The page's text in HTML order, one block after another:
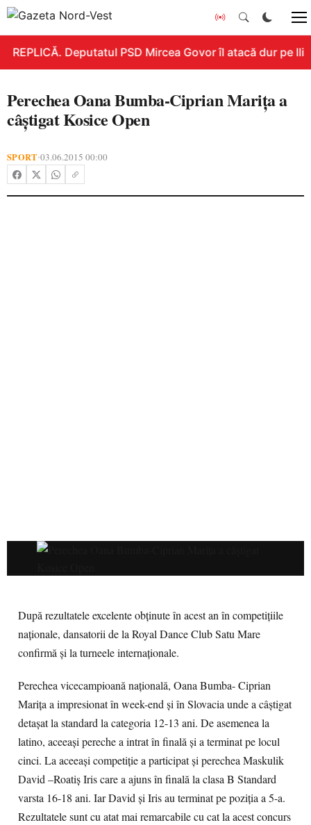
REPLICĂ. Deputatul PSD Mircea Govor îl atacă dur pe
Perechea Oana Bumba-Ciprian Mariţa a
câştigat Kosice Open
SPORT•03.06.2015 00:00
După rezultatele excelente obţinute în acest an în competiţiile
naţionale, dansatorii de la Royal Dance Club Satu Mare
confirmă şi la turneele internaţionale.
Perechea vicecampioană naţională, Oana Bumba- Ciprian
Mariţa a impresionat în week-end şi în Slovacia unde a câştigat
detaşat la standard la categoria 12-13 ani. De asemenea la
latino, aceeaşi pereche a intrat în finală şi a terminat pe locul
cinci. La aceeaşi competiţie a participat şi perechea Maskulik
David –Roatiş Iris care a ajuns în finală la clasa B Standard
varsta 16-18 ani. Iar David şi Iris au terminat pe poziţia a 5-a.
Rezultatele sunt cu atat mai remarcabile cu cat la acest concurs